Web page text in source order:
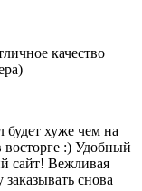
качество
будет хуже чем на
:) Удобный
сайт! Вежливая
снова